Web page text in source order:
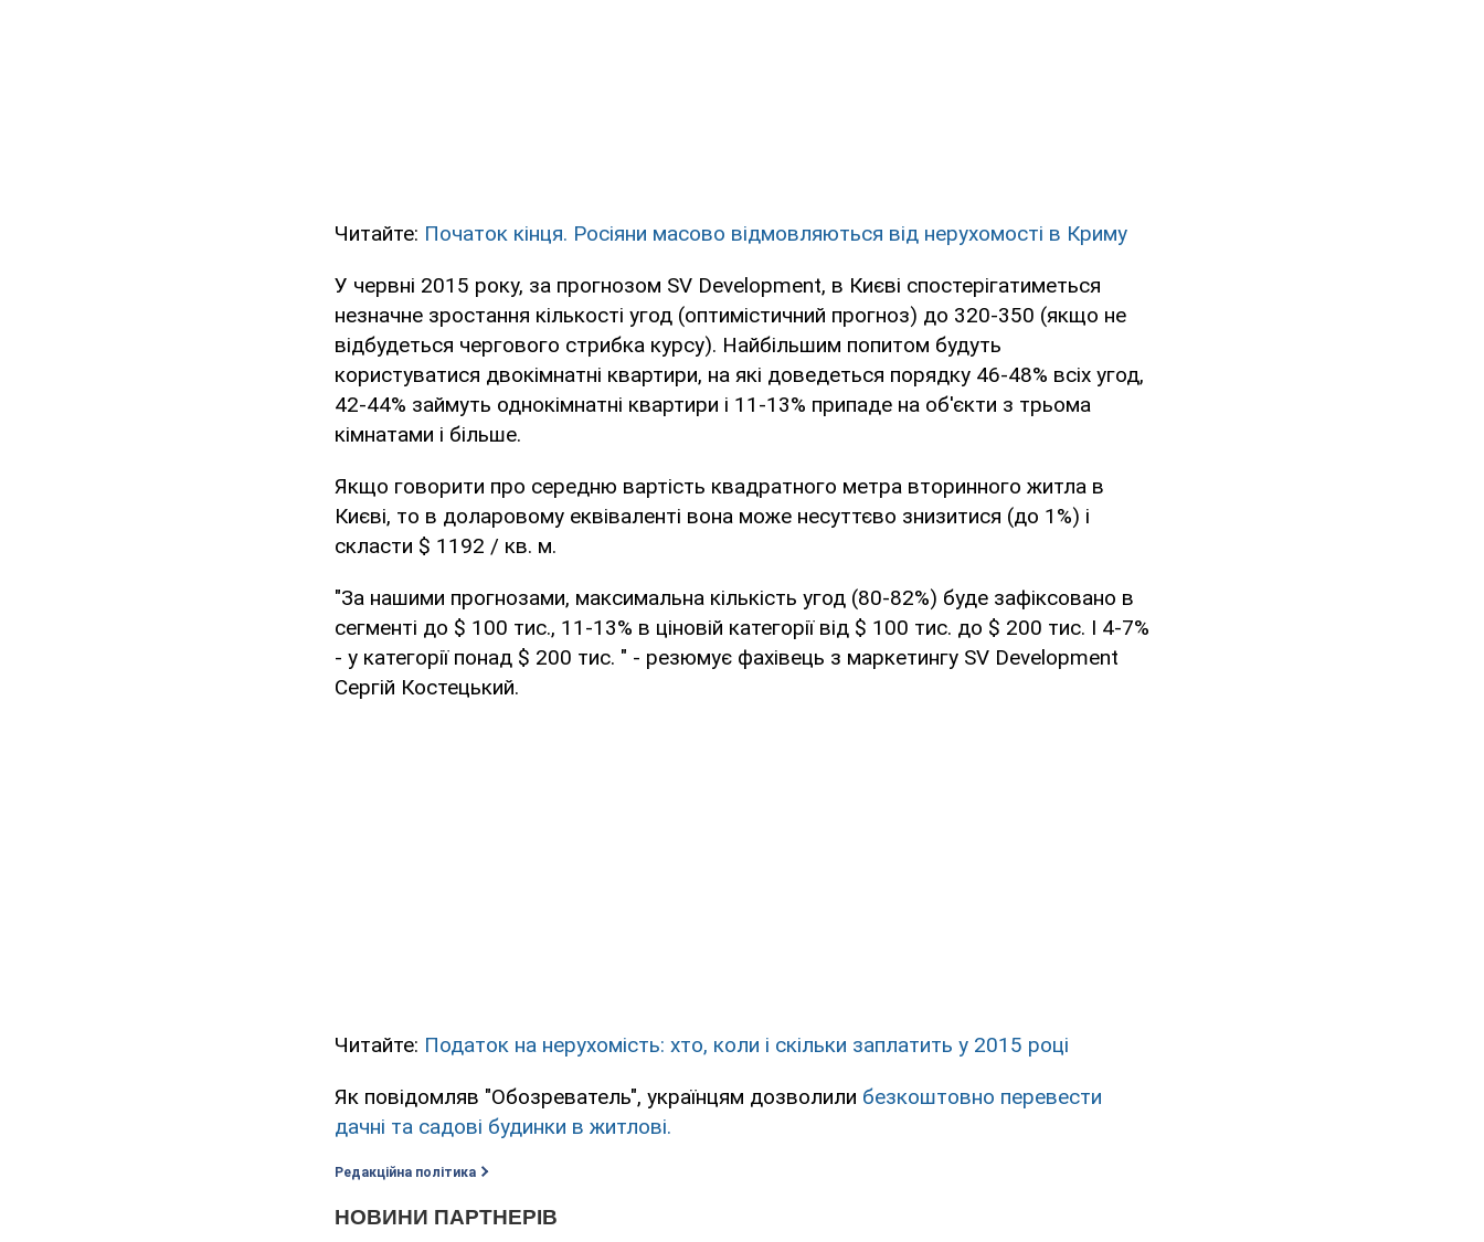
Читайте: Початок кінця. Росіяни масово відмовляються від нерухомості в Криму
У червні 2015 року, за прогнозом SV Development, в Києві спостерігатиметься
незначне зростання кількості угод (оптимістичний прогноз) до 320-350 (якщо не
відбудеться чергового стрибка курсу). Найбільшим попитом будуть
користуватися двокімнатні квартири, на які доведеться порядку 46-48% всіх угод,
42-44% займуть однокімнатні квартири і 11-13% припаде на об'єкти з трьома
кімнатами і більше.
Якщо говорити про середню вартість квадратного метра вторинного житла в
Києві, то в доларовому еквіваленті вона може несуттєво знизитися (до 1%) і
скласти $ 1192 / кв. м.
"За нашими прогнозами, максимальна кількість угод (80-82%) буде зафіксовано в
сегменті до $ 100 тис., 11-13% в ціновій категорії від $ 100 тис. до $ 200 тис. І 4-7%
- у категорії понад $ 200 тис. " - резюмує фахівець з маркетингу SV Development
Сергій Костецький.
Читайте: Податок на нерухомість: хто, коли і скільки заплатить у 2015 році
Як повідомляв "Обозреватель", українцям дозволили безкоштовно перевести
дачні та садові будинки в житлові.
Редакційна політика